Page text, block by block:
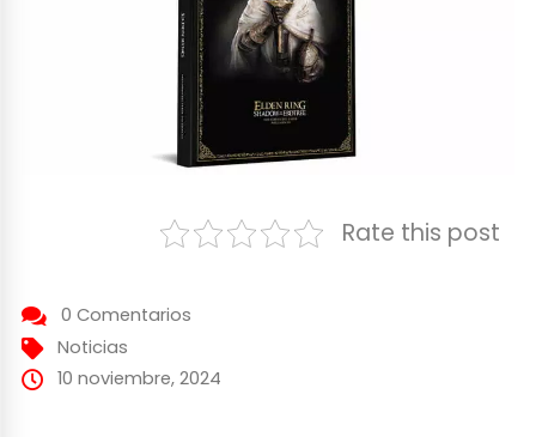
Rate this post
0 Comentarios
Noticias
10 noviembre, 2024